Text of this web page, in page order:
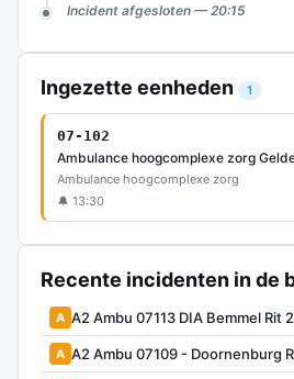
Incident afgesloten — 20:15
Ingezette eenheden 1
07-102
Ambulance hoogcomplexe zorg
Ambulance hoogcomplexe zorg
🔔 13:30
Recente incidenten in de
A A2 Ambu 07113 DIA Bemmel Rit
A A2 Ambu 07109 - Doornenburg